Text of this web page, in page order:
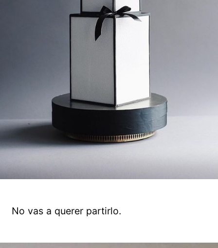
No vas a querer partirlo.